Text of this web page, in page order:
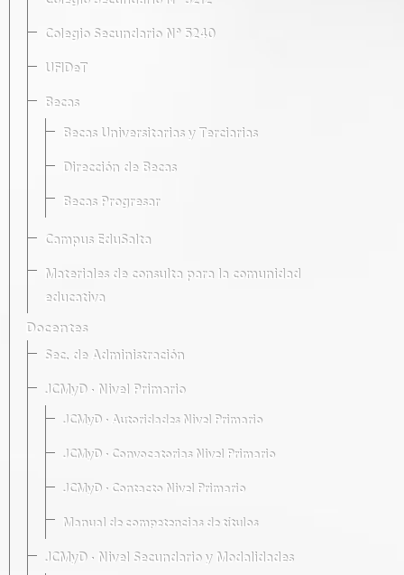
Colegio Secundario Nº 5240
UFIDeT
Becas
Becas Universitarias y Terciarias
Dirección de Becas
Becas Progresar
Campus EduSalta
Materiales de consulta para la comunidad
educativa
Docentes
Sec. de Administración
JCMyD · Nivel Primario
JCMyD · Autoridades Nivel Primario
JCMyD · Convocatorias Nivel Primario
JCMyD · Contacto Nivel Primario
Manual de competencias de títulos
JCMyD · Nivel Secundario y Modalidades